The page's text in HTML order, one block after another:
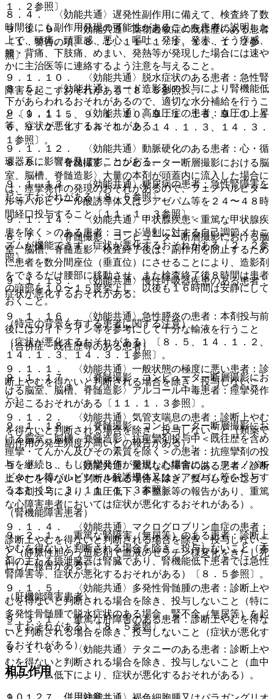
１．２参照〕。
９．１．９． 〈効能共通〉薬物過敏症の既往歴のある患者
〔１．警告の項、８．１、１１．１．１、１１．１．２参
照〕。
９．１．１０． 〈効能共通〉脱水症状のある患者：急性腎
障害を起こすおそれがある〔８．５参照〕。
９．１．１１． 〈効能共通〉高血圧症の患者：血圧の上昇
等、症状が悪化するおそれがある。
９．１．１２． 〈効能共通〉動脈硬化のある患者：心・循
環器系に影響を及ぼすことがある。
９．１．１３． 〈効能共通〉糖尿病の患者：急性腎障害を
起こすおそれがある〔８．５参照〕。
９．１．１４． 〈効能共通〉甲状腺疾患＜重篤な甲状腺疾
患を除く＞のある患者：ヨード過剰に対する自己調節メカニ
ズムが機能できず、症状が悪化するおそれがある〔２．２参
照〕。
９．１．１５． 〈効能共通〉慢性呼吸器疾患のある患者：
症状が悪化するおそれがある。
９．１．１６． 〈効能共通〉急性膵炎の患者：本剤投与前
後にはガイドライン等を参考にして十分な輸液を行うこと
（症状が悪化するおそれがある）〔８．５、１４．１．２、
１４．１．３、１４．３．１参照〕。
９．１．１７． 〈脊髄撮影、コンピューター断層撮影にお
ける脳室、脳槽、脊髄造影〉アルコール中毒患者：痙攣発作
が起こるおそれがある〔１１．１．３参照〕。
９．１．１８． 〈脊髄撮影、コンピューター断層撮影にお
ける脳室、脳槽、脊髄造影〉抗痙攣剤投与中＜既往歴を含め
痙攣・てんかん及びその素質を除く＞の患者：抗痙攣剤の投
与を継続し、もし痙攣発作が発現した場合には、フェノバル
ビタール等バルビツール酸誘導体又はジアゼパム等を投与す
ること〔２．３、１１．１．３参照〕。
（腎機能障害患者）
９．２．１． 重篤な腎障害（無尿等）のある患者：診断上
やむを得ないと判断される場合を除き、投与しないこと（本
剤の主たる排泄臓器は腎臓であり、腎機能低下患者では急性
腎障害等、症状が悪化するおそれがある）〔８．５参照〕。
（肝機能障害患者）
９．３．１． 重篤な肝障害のある患者：診断上やむを得な
いと判断される場合を除き、投与しないこと（症状が悪化す
るおそれがある）。
相互作用
１０．２． 併用注意：
８．４． 〈効能共通〉遅発性副作用に備えて、検査終了数
時間後にも副作用発現の可能性があることを患者に説明した
上で、頭痛、頭重感、悪心、嘔吐、発疹、発赤、そう痒感、
腰・背痛、下肢痛、めまい、発熱等が発現した場合には速や
かに主治医等に連絡するよう注意を与えること。
８．５． 〈効能共通〉ヨード造影剤の投与により腎機能低
下があらわれるおそれがあるので、適切な水分補給を行うこ
と〔９．１．５、９．１．１０、９．１．１３、９．１．１
６、９．２．１、１４．１．２、１４．１．３、１４．３．
１参照〕。
８．６． 〈脊髄撮影、コンピューター断層撮影における脳
室、脳槽、脊髄造影〉大量の本剤が頭蓋内に流入した場合に
は、痙攣発作の発現のおそれがあるので、フェノバルビター
ル等バルビツール酸誘導体又はジアゼパム等を２４〜４８時
間経口投与すること〔１１．１．３参照〕。
８．７． 〈脊髄撮影、コンピューター断層撮影における脳
室、脳槽、脊髄造影〉検査終了後は、副作用を防止するため
に患者を数分間座位（垂直位）にさせることにより、造影剤
をできるだけ腰部に移動させ、また検査終了後８時間は患者
の頭部を１０〜１５度挙上し、以後も１６時間は安静にして
おくこと。
（特定の背景を有する患者に関する注意）
（合併症・既往歴等のある患者）
９．１．１． 〈効能共通〉一般状態の極度に悪い患者：診
断上やむを得ないと判断される場合を除き、投与しないこ
と。
９．１．２． 〈効能共通〉気管支喘息の患者：診断上やむ
を得ないと判断される場合を除き、投与しないこと（類薬で
副作用の発生頻度が高いとの報告がある）。
９．１．３． 〈効能共通〉重篤な心障害のある患者：診断
上やむを得ないと判断される場合を除き、投与しないこと
（本剤投与により、血圧低下、不整脈等の報告があり、重篤
な心障害患者においては症状が悪化するおそれがある）。
９．１．４． 〈効能共通〉マクログロブリン血症の患者：
診断上やむを得ないと判断される場合を除き、投与しないこ
と（静脈性胆のう造影剤で血液のゼラチン様変化をきたし死
亡した報告がある）。
９．１．５． 〈効能共通〉多発性骨髄腫の患者：診断上や
むを得ないと判断される場合を除き、投与しないこと（特に
多発性骨髄腫で脱水症状のある場合、腎不全（無尿等）を起
こすおそれがある）〔８．５参照〕。
９．１．６． 〈効能共通〉テタニーのある患者：診断上や
むを得ないと判断される場合を除き、投与しないこと（血中
カルシウム低下により、症状が悪化するおそれがある）。